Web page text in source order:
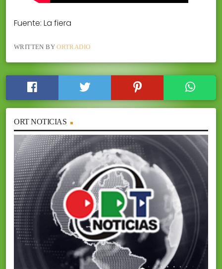
Fuente: La fiera
WRITTEN BYORTRADIO
ORT NOTICIAS